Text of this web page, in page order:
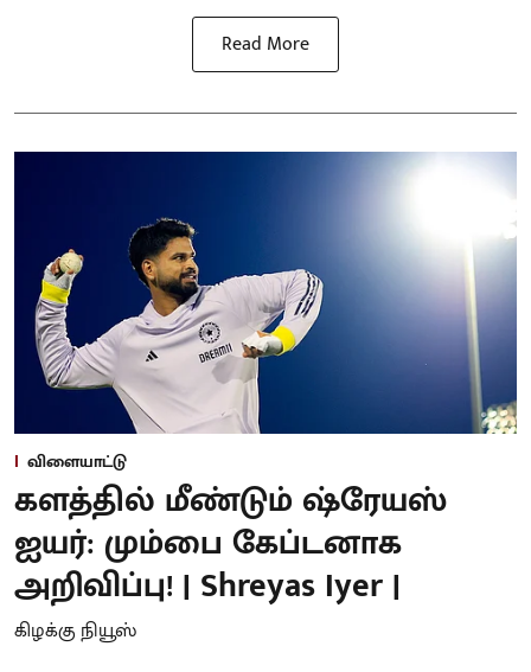
Read More
விளையாட்டு
களத்தில் மீண்டும் ஷ்ரேயஸ்
ஐயர்: மும்பை கேப்டனாக
அறிவிப்பு! | Shreyas Iyer |
கிழக்கு நியூஸ்